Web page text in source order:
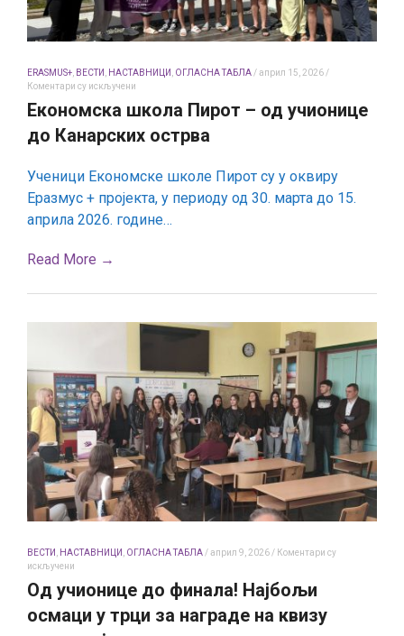
ERASMUS+ ВЕСТИ НАСТАВНИЦИ ОГЛАСНА ТАБЛА /април 15, 2026 /
Коментари су искључени
школа
–
до
Канарских
острва
Економска школа Пирот – од учионице
до Канарских острва
Ученици Економске школе Пирот су у оквиру
Еразмус + пројекта, у периоду од 30. марта до 15.
априла 2026. године…
Read More →
ВЕСТИ НАСТАВНИЦИ ОГЛАСНА ТАБЛА /април 9, 2026 / Коментари су
искључени
учионице
финала!
Најбољи
Од учионице до финала! Најбољи
осмаци у трци за награде на квизу